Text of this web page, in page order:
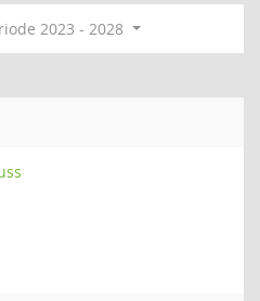
2023 - 2028